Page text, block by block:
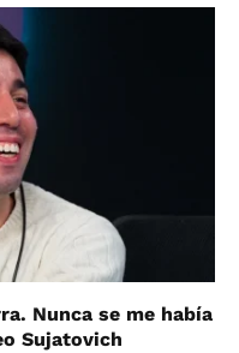
Nunca se me había
Sujatovich